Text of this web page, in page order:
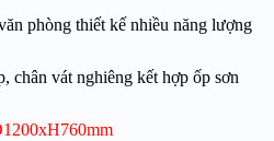
phòng thiết kế nhiều năng lượng
chân vát nghiêng kết hợp ốp sơn